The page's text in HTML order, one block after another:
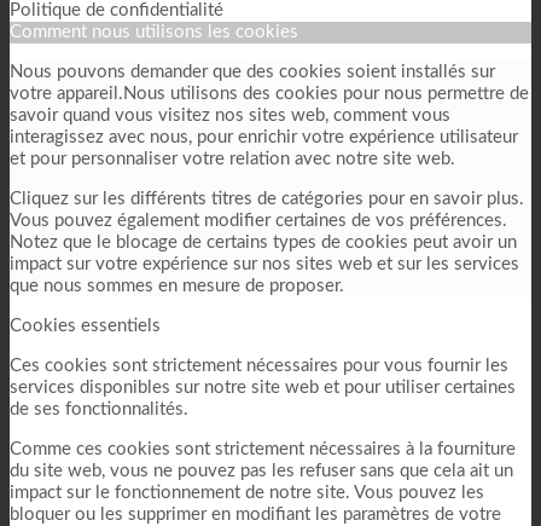
Politique de confidentialité
Comment nous utilisons les cookies
Nous pouvons demander que des cookies soient installés sur
votre appareil.Nous utilisons des cookies pour nous permettre de
savoir quand vous visitez nos sites web, comment vous
interagissez avec nous, pour enrichir votre expérience utilisateur
et pour personnaliser votre relation avec notre site web.
Cliquez sur les différents titres de catégories pour en savoir plus.
Vous pouvez également modifier certaines de vos préférences.
Notez que le blocage de certains types de cookies peut avoir un
impact sur votre expérience sur nos sites web et sur les services
que nous sommes en mesure de proposer.
Cookies essentiels
Ces cookies sont strictement nécessaires pour vous fournir les
services disponibles sur notre site web et pour utiliser certaines
de ses fonctionnalités.
Comme ces cookies sont strictement nécessaires à la fourniture
du site web, vous ne pouvez pas les refuser sans que cela ait un
impact sur le fonctionnement de notre site. Vous pouvez les
bloquer ou les supprimer en modifiant les paramètres de votre